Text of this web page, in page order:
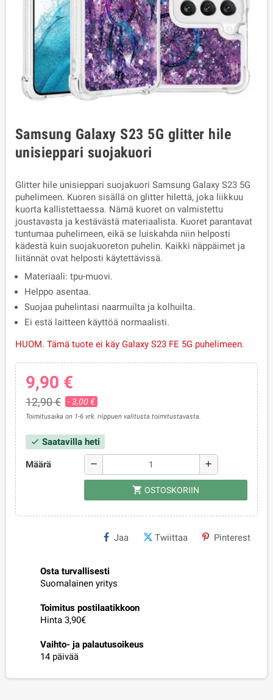
Samsung Galaxy S23 5G glitter hile
unisieppari suojakuori
Glitter hile unisieppari suojakuori Samsung Galaxy S23 5G
puhelimeen. Kuoren sisällä on glitter hilettä, joka liikkuu
kuorta kallistettaessa. Nämä kuoret on valmistettu
joustavasta ja kestävästä materiaalista. Kuoret parantavat
tuntumaa puhelimeen, eikä se luiskahda niin helposti
kädestä kuin suojakuoreton puhelin. Kaikki näppäimet ja
liitännät ovat helposti käytettävissä.
Materiaali: tpu-muovi.
Helppo asentaa.
Suojaa puhelintasi naarmuilta ja kolhuilta.
Ei estä laitteen käyttöä normaalisti.
HUOM. Tämä tuote ei käy Galaxy S23 FE 5G puhelimeen.
9,90 €
12,90 € - 3,00 €
Toimitusaika on 1-6 vrk. riippuen valitusta toimitustavasta.
check Saatavilla heti
Määrä remove add
shopping_cart OSTOSKORIIN
Jaa Twiittaa Pinterest
Osta turvallisesti
Suomalainen yritys
Toimitus postilaatikkoon
Hinta 3,90€
Vaihto- ja palautusoikeus
14 päivää